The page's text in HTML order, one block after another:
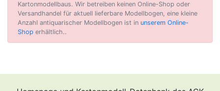
Kartonmodellbaus. Wir betreiben keinen Online-Shop oder
Versandhandel für aktuell lieferbare Modellbogen, eine kleine
Anzahl antiquarischer Modellbogen ist in unserem Online-
Shop erhältlich..